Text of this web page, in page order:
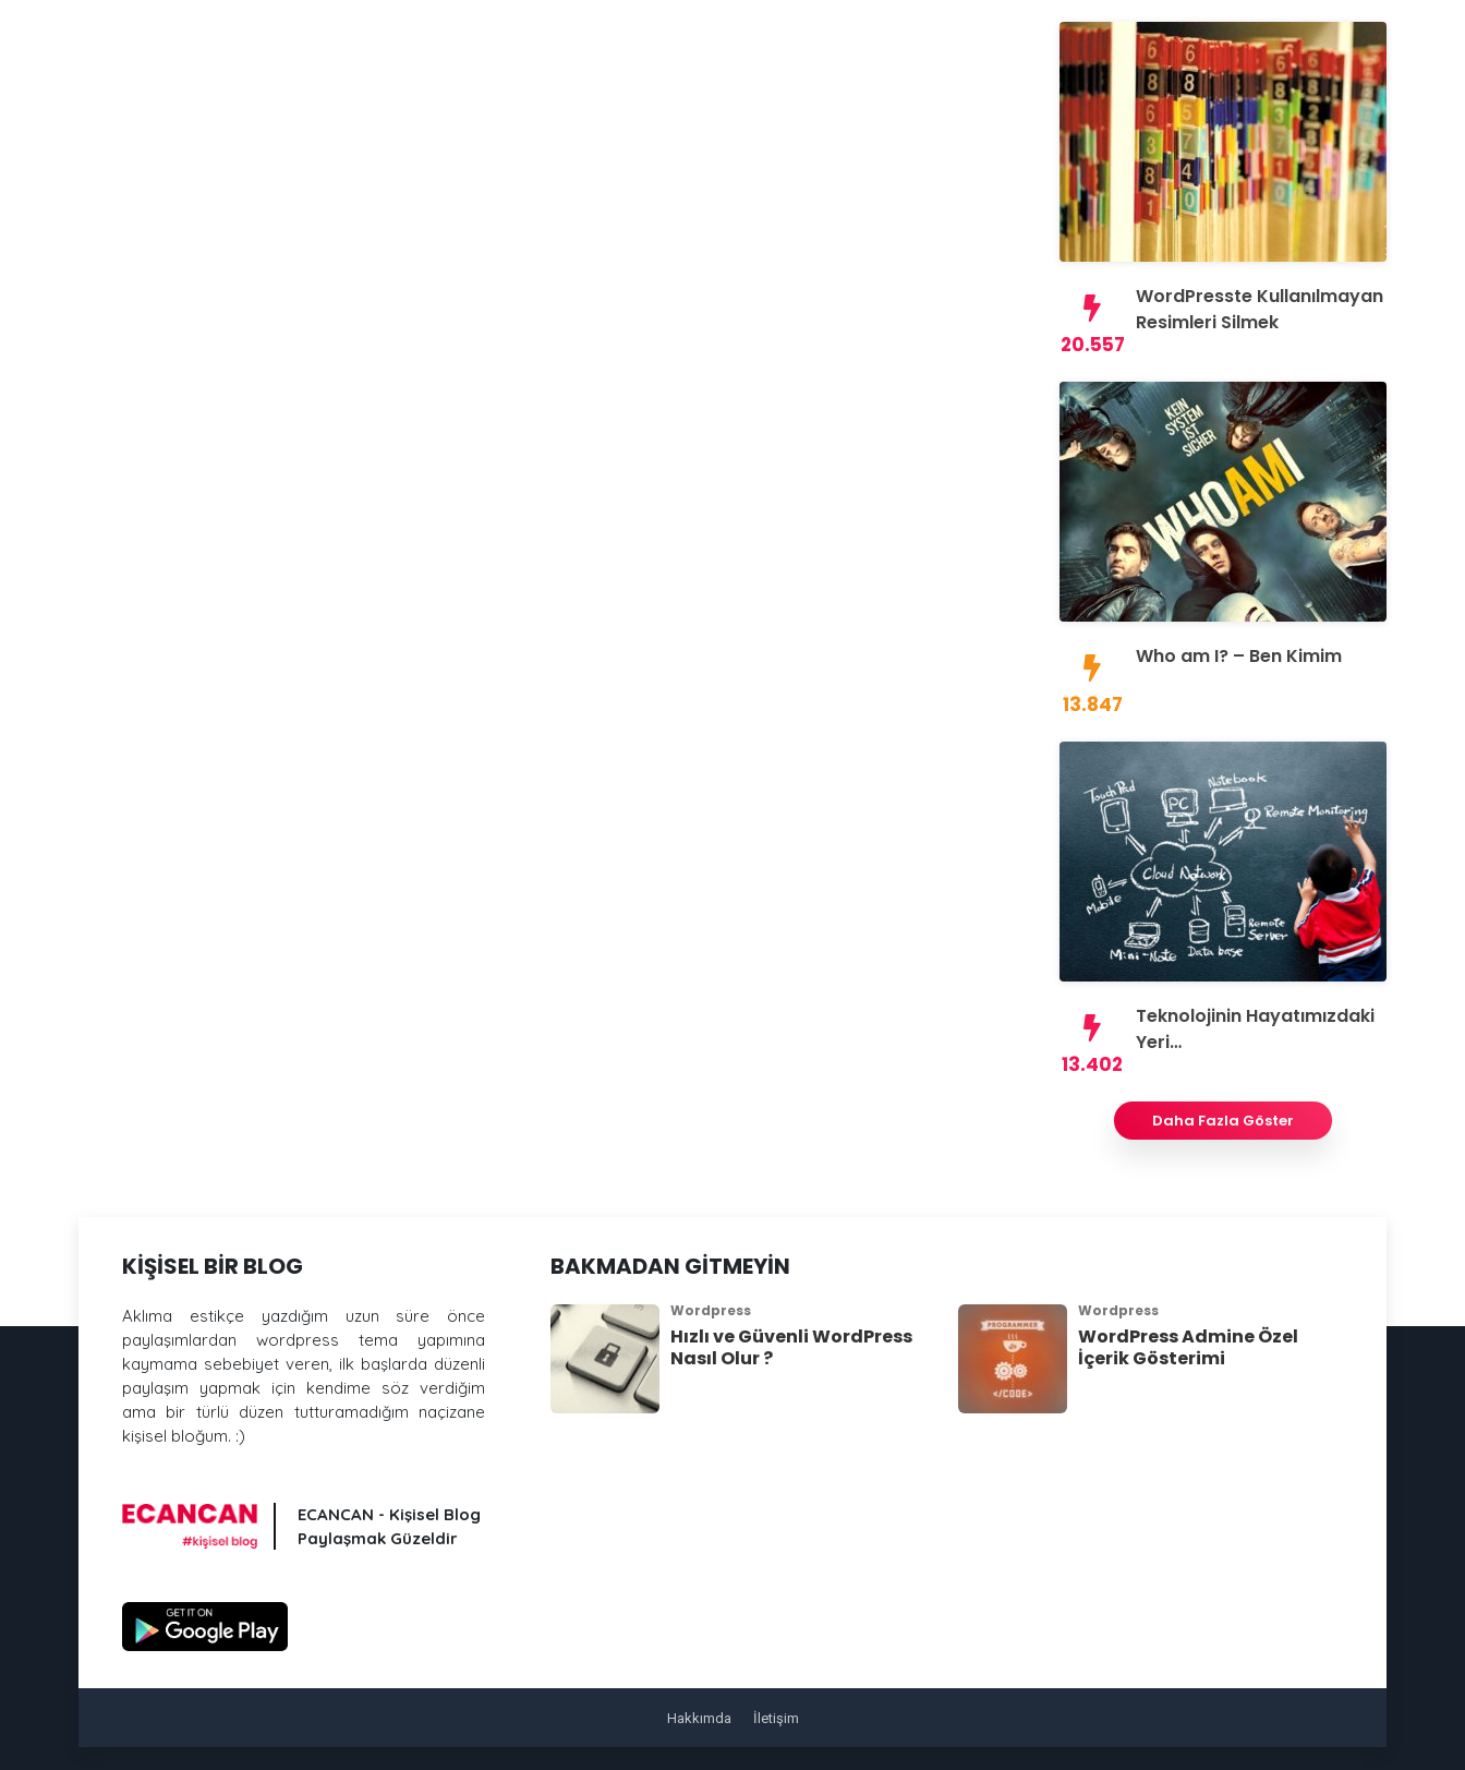
20.557
WordPresste Kullanılmayan
Resimleri Silmek
13.847
Who am I? – Ben Kimim
13.402
Teknolojinin Hayatımızdaki
Yeri…
Daha Fazla Göster
KİŞİSEL BİR BLOG
Aklıma estikçe yazdığım uzun süre önce
paylaşımlardan wordpress tema yapımına
kaymama sebebiyet veren, ilk başlarda düzenli
paylaşım yapmak için kendime söz verdiğim
ama bir türlü düzen tutturamadığım naçizane
kişisel bloğum. :)
ECANCAN - Kişisel Blog
Paylaşmak Güzeldir
BAKMADAN GİTMEYİN
Wordpress
Hızlı ve Güvenli WordPress
Nasıl Olur ?
Wordpress
WordPress Admine Özel
İçerik Gösterimi
Hakkımda İletişim